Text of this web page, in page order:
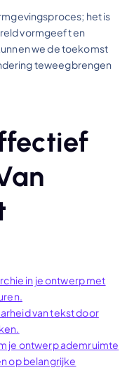
het is
vormgeeft en
we de toekomst
teweegbrengen
in je ontwerp met
van tekst door
je ontwerp ademruimte
op belangrijke